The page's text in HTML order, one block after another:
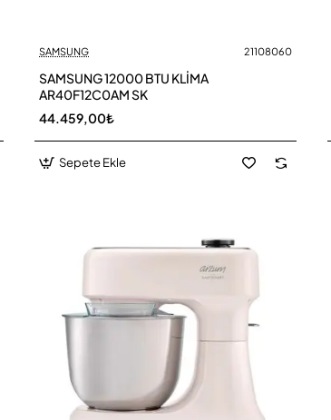
SAMSUNG 21108060
SAMSUNG 12000 BTU KLİMA
AR40F12C0AM SK
44.459,00₺
Sepete Ekle